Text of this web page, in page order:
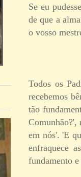
Se eu
de que a
o vosso
Todos os
recebemos
tão
Comunhão?',
em nós'. 'E
enfraquece
fundamento